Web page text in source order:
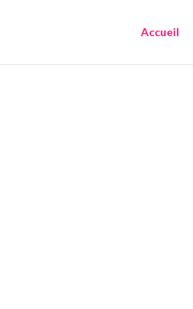
Accueil